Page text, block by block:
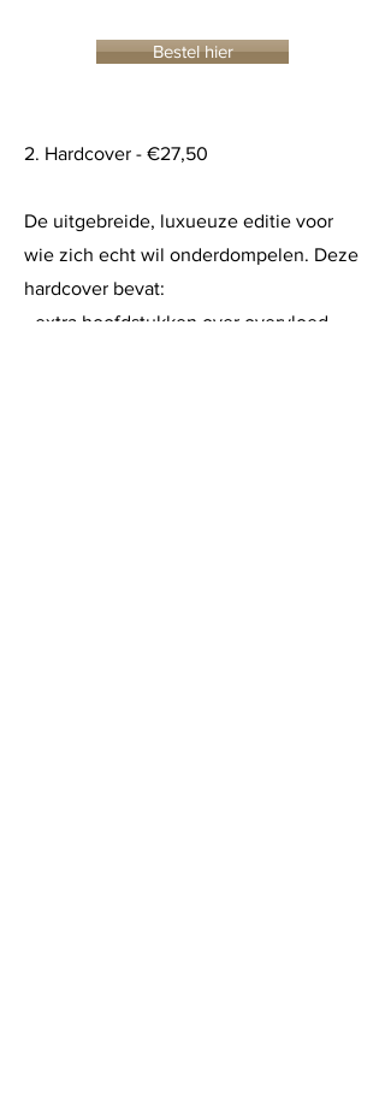
2. Hardcover - €27,50
De uitgebreide, luxueuze editie voor
wie zich echt wil onderdompelen. Deze
hardcover bevat:
- extra hoofdstukken over overvloed,
Bestel hier